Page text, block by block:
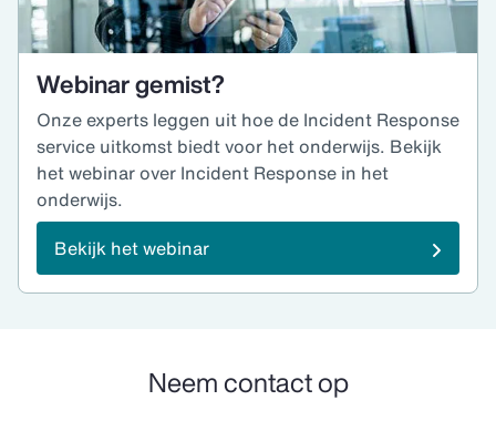
Webinar gemist?
Onze experts leggen uit hoe de Incident Response
service uitkomst biedt voor het onderwijs. Bekijk
het webinar over Incident Response in het
onderwijs.
Bekijk het webinar
Neem contact op